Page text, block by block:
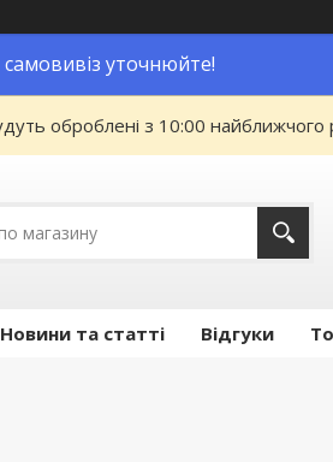
уточнюйте!
оброблені з 10:00 найближчого
Новини та статті Відгуки